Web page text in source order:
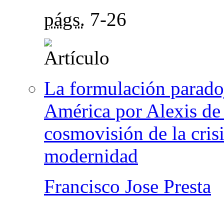
págs. 7-26
La formulación
América por Alexis
cosmovisión de la
modernidad
Francisco Jose Presta